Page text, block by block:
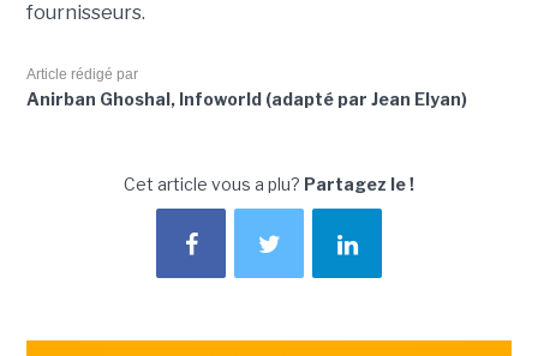
fournisseurs.
Article rédigé par
Anirban Ghoshal, Infoworld (adapté par Jean Elyan)
Cet article vous a plu? Partagez le !